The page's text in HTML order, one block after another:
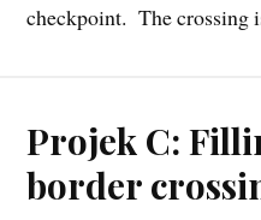
checkpoint. The crossing
Projek C:
border